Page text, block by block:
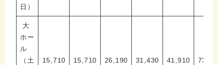
日）
大
ホー
ル
（土
15,710
15,710
26,190
31,430
41,910